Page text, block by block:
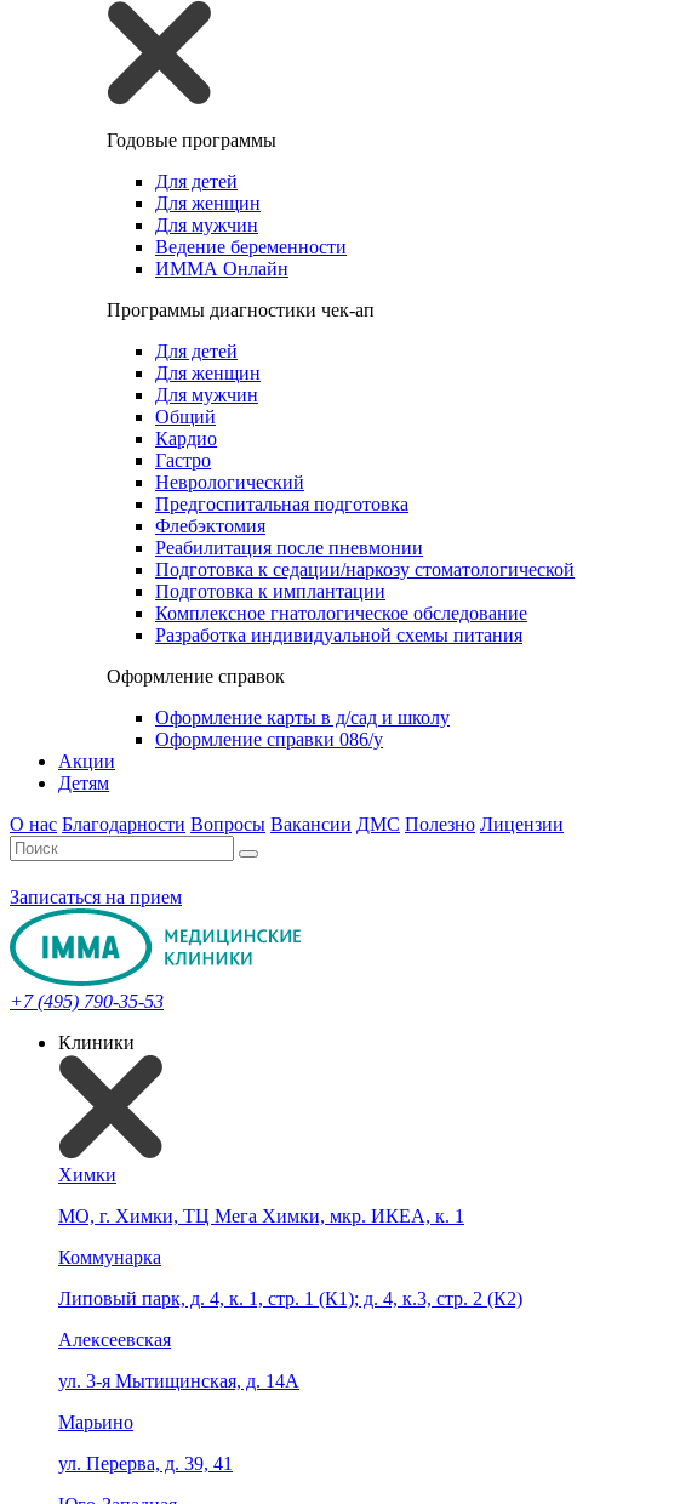
Годовые программы
Для детей
Для женщин
Для мужчин
Ведение беременности
ИММА Онлайн
Программы диагностики чек-ап
Для детей
Для женщин
Для мужчин
Общий
Кардио
Гастро
Неврологический
Предгоспитальная подготовка
Флебэктомия
Реабилитация после пневмонии
Подготовка к седации/наркозу стоматологической
Подготовка к имплантации
Комплексное гнатологическое обследование
Разработка индивидуальной схемы питания
Оформление справок
Оформление карты в д/сад и школу
Оформление справки 086/у
Акции
Детям
О нас Благодарности Вопросы Вакансии ДМС Полезно Лицензии
Записаться на прием
+7 (495) 790-35-53
Клиники
Химки
МО, г. Химки, ТЦ Мега Химки, мкр. ИКЕА, к. 1
Коммунарка
Липовый парк, д. 4, к. 1, стр. 1 (К1); д. 4, к.3, стр. 2 (К2)
Алексеевская
ул. 3-я Мытищинская, д. 14А
Марьино
ул. Перерва, д. 39, 41